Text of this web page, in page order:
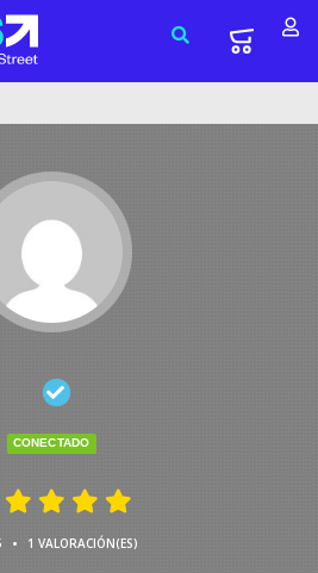
CONECTADO
• 1 VALORACIÓN(ES)